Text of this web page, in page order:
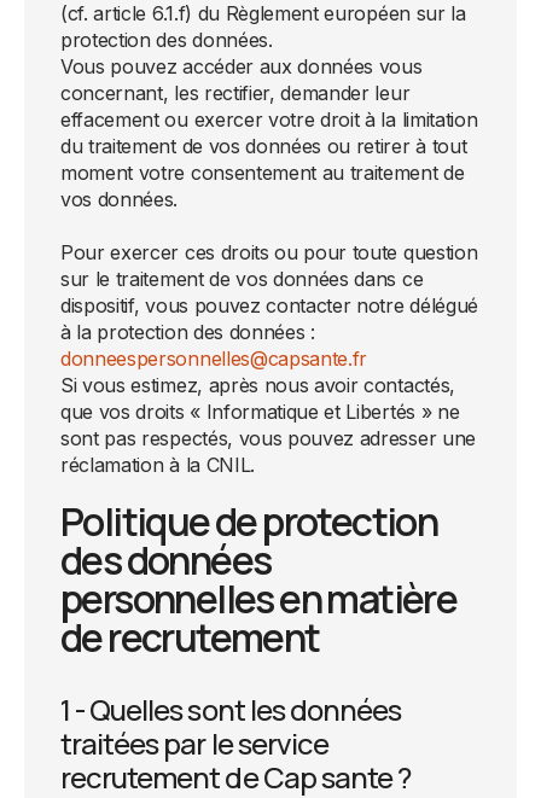
(cf. article 6.1.f) du Règlement européen sur la
protection des données.
Vous pouvez accéder aux données vous
concernant, les rectifier, demander leur
effacement ou exercer votre droit à la limitation
du traitement de vos données ou retirer à tout
moment votre consentement au traitement de
vos données.
Pour exercer ces droits ou pour toute question
sur le traitement de vos données dans ce
dispositif, vous pouvez contacter notre délégué
à la protection des données :
donneespersonnelles@capsante.fr
Si vous estimez, après nous avoir contactés,
que vos droits « Informatique et Libertés » ne
sont pas respectés, vous pouvez adresser une
réclamation à la CNIL.
Politique de protection
des données
personnelles en matière
de recrutement
1 - Quelles sont les données
traitées par le service
recrutement de Cap sante ?